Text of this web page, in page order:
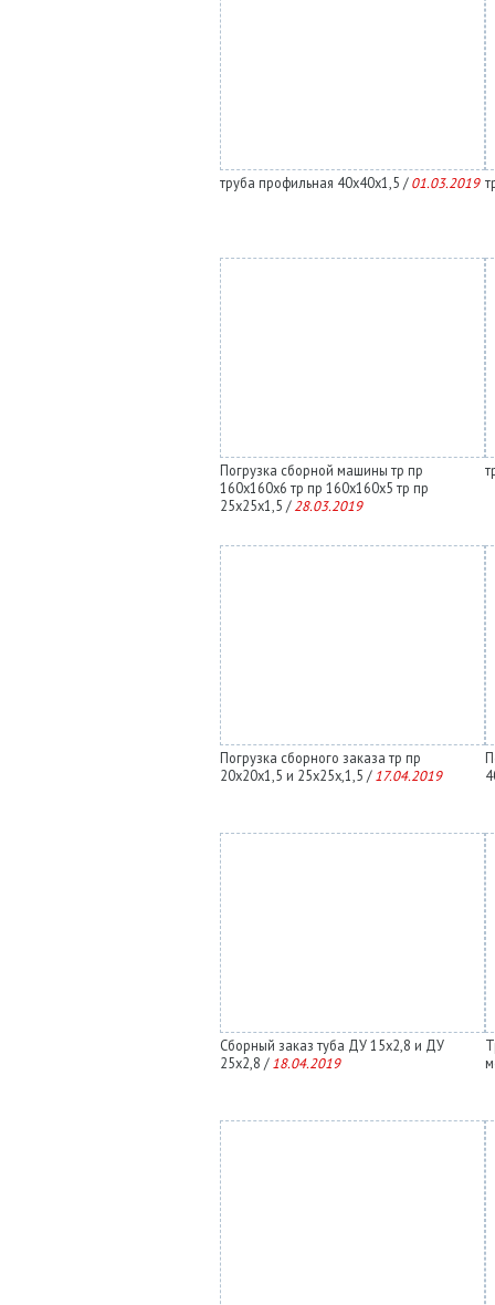
труба профильная 40х40х1,5 /01.03.2019
Погрузка сборной машины тр пр
160х160х6 тр пр 160х160х5 тр пр
25х25х1,5 / 28.03.2019
Погрузка сборного заказа тр пр
20х20х1,5 и 25х25х,1,5 / 17.04.2019
Сборный заказ туба ДУ 15х2,8 и ДУ
25х2,8 / 18.04.2019